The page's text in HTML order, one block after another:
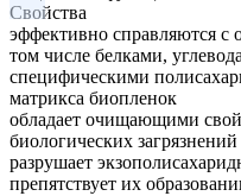
Свойства
эффективно справляются с
том числе белками,
специфическими
матрикса биопленок
обладает очищающими
биологических
разрушает
препятствует их